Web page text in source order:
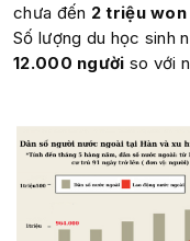
chưa đến 2 triệu won
Số lượng du học sinh
12.000 người so với